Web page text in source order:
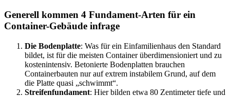
Generell kommen 4 Fundament-Arten für ein
Container-Gebäude infrage
Die Bodenplatte: Was für ein Einfamilienhaus den Standard
bildet, ist für die meisten Container überdimensioniert und zu
kostenintensiv. Betonierte Bodenplatten brauchen
Containerbauten nur auf extrem instabilem Grund, auf dem
die Platte quasi „schwimmt“.
Streifenfundament: Hier bilden etwa 80 Zentimeter tiefe und